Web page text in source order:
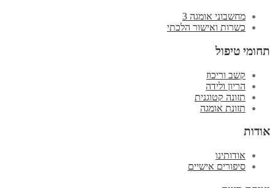
מחשבוני אומגה 3
כשרות ואישור הלכתי
תחומי טיפול
קשב וריכוז
הריון ולידה
תזונה קטוגנית
תזונת אומגה
אודות
אודותינו
סיפורים אישיים